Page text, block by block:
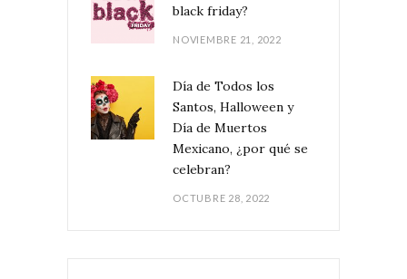
black friday?
NOVIEMBRE 21, 2022
Día de Todos los
Santos, Halloween y
Día de Muertos
Mexicano, ¿por qué se
celebran?
OCTUBRE 28, 2022